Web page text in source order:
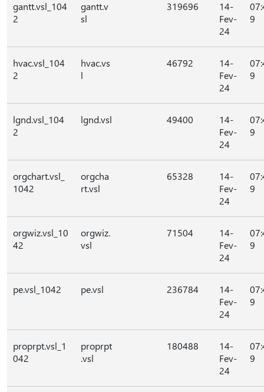
gantt.vsl_104
2
gantt.v
sl
319696
14-
Fev-
24
9
hvac.vsl_104
2
hvac.vs
l
46792
14-
Fev-
24
9
lgnd.vsl_104
2
lgnd.vsl 49400
14-
Fev-
24
9
orgchart.vsl_
1042
orgcha
rt.vsl
65328
14-
Fev-
24
9
orgwiz.vsl_10
42
orgwiz.
vsl
71504
14-
Fev-
24
9
pe.vsl_1042 pe.vsl 236784
14-
Fev-
24
9
proprpt.vsl_1
042
proprpt
.vsl
180488
14-
Fev-
24
9